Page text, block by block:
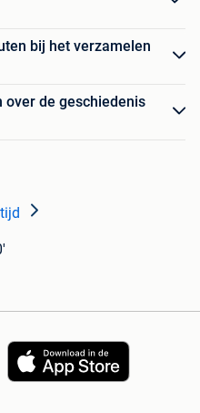
bij het verzamelen
de geschiedenis